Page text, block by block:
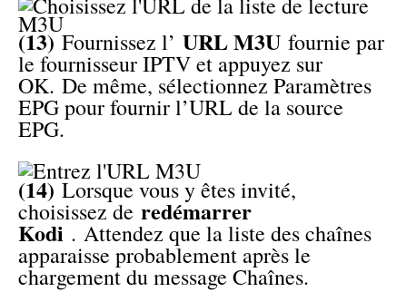
(13) Fournissez l’ URL M3U fournie par
le fournisseur IPTV et appuyez sur
OK. De même, sélectionnez Paramètres
EPG pour fournir l’URL de la source
EPG.
(14) Lorsque vous y êtes invité,
choisissez de redémarrer
Kodi . Attendez que la liste des chaînes
apparaisse probablement après le
chargement du message Chaînes.